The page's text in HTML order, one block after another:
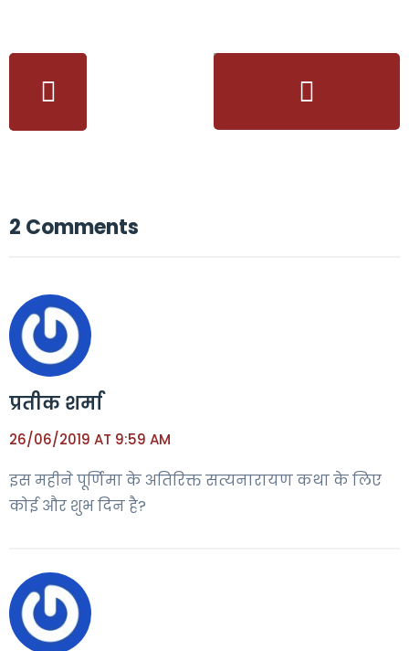
2 Comments
प्रतीक शर्मा
26/06/2019 AT 9:59 AM
इस महीने पूर्णिमा के अतिरिक्त सत्यनारायण कथा के लिए
कोई और शुभ दिन है?